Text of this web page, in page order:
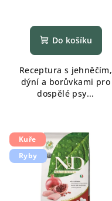
Do košíku
Receptura s jehněčím,
dýní a borůvkami pro
dospělé psy...
Kuře
Ryby